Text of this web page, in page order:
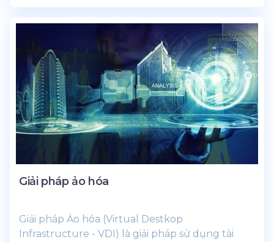
Giải pháp ảo hóa
Giải pháp Ảo hóa (Virtual Destkop
Infrastructure - VDI) là giải pháp sử dụng tài